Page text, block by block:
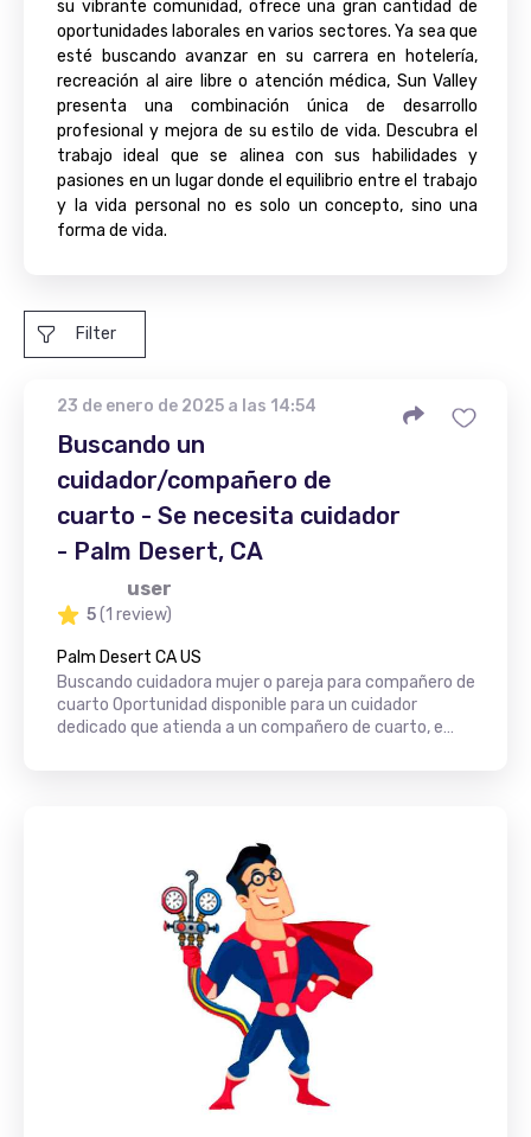
su vibrante comunidad, ofrece una gran cantidad de
oportunidades laborales en varios sectores. Ya sea que
esté buscando avanzar en su carrera en hotelería,
recreación al aire libre o atención médica, Sun Valley
presenta una combinación única de desarrollo
profesional y mejora de su estilo de vida. Descubra el
trabajo ideal que se alinea con sus habilidades y
pasiones en un lugar donde el equilibrio entre el trabajo
y la vida personal no es solo un concepto, sino una
forma de vida.
Filter
23 de enero de 2025 a las 14:54
Buscando un
cuidador/compañero de
cuarto - Se necesita cuidador
- Palm Desert, CA
user
5(1 review)
Palm Desert CA US
Buscando cuidadora mujer o pareja para compañero de
cuarto Oportunidad disponible para un cuidador
dedicado que atienda a un compañero de cuarto, e…